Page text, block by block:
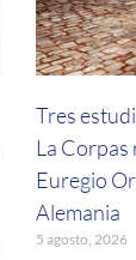
Tres
La Corpas
Euregio
Alemania
5 agosto, 2026